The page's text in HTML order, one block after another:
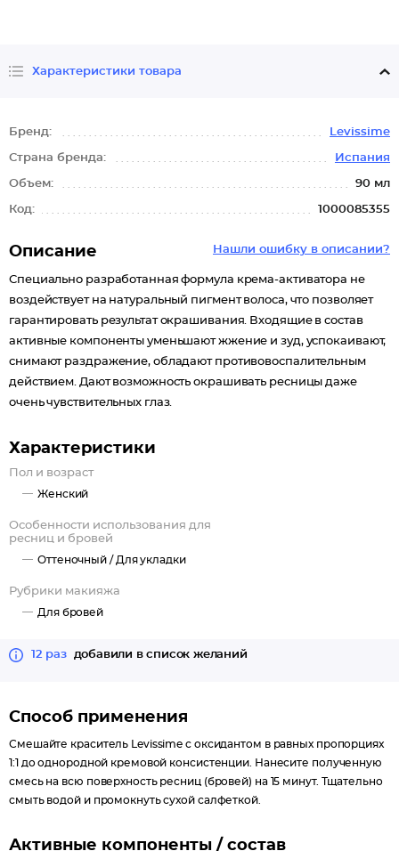
Характеристики товара
Бренд: Levissime
Страна бренда: Испания
Объем: 90 мл
Код: 1000085355
Нашли ошибку в описании?
Описание
Специально разработанная формула крема-активатора не
воздействует на натуральный пигмент волоса, что позволяет
гарантировать результат окрашивания. Входящие в состав
активные компоненты уменьшают жжение и зуд, успокаивают,
снимают раздражение, обладают противовоспалительным
действием. Дают возможность окрашивать ресницы даже
очень чувствительных глаз.
Характеристики
Пол и возраст
Женский
Особенности использования для
ресниц и бровей
Оттеночный / Для укладки
Рубрики макияжа
Для бровей
12 раз добавили в список желаний
Способ применения
Смешайте краситель Levissime с оксидантом в равных пропорциях
1:1 до однородной кремовой консистенции. Нанесите полученную
смесь на всю поверхность ресниц (бровей) на 15 минут. Тщательно
смыть водой и промокнуть сухой салфеткой.
Активные компоненты / состав